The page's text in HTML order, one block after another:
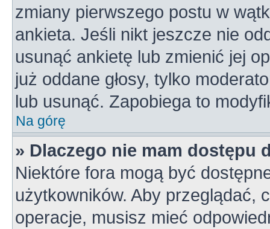
zmiany pierwszego postu w
ankieta. Jeśli nikt jeszcze nie
usunąć ankietę lub zmienić jej
już oddane głosy, tylko
lub usunąć. Zapobiega to
Na górę
» Dlaczego nie mam dostępu
Niektóre fora mogą być
użytkowników. Aby przeglądać,
operacje, musisz mieć